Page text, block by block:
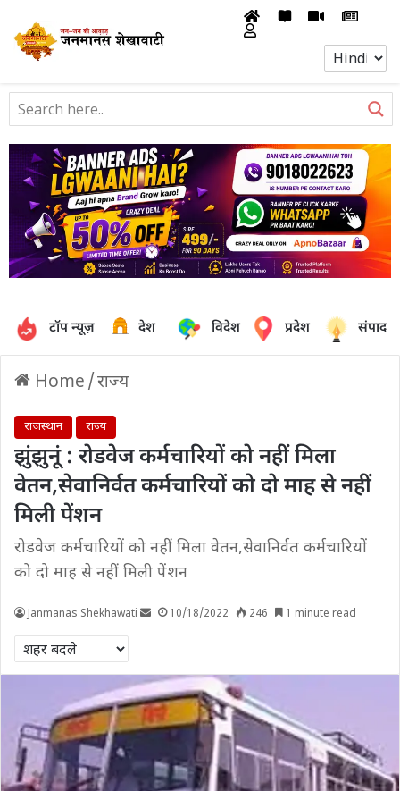
टॉप न्यूज़ देश विदेश प्रदेश
Home /राज्य
राजस्थान राज्य
झुंझुनूं : रोडवेज कर्मचारियों को नहीं मिला
वेतन,सेवानिर्वत कर्मचारियों को दो माह से नहीं
मिली पेंशन
रोडवेज कर्मचारियों को नहीं मिला वेतन,सेवानिर्वत कर्मचारियों
को दो माह से नहीं मिली पेंशन
Janmanas Shekhawati 10/18/2022 246 1 minute read